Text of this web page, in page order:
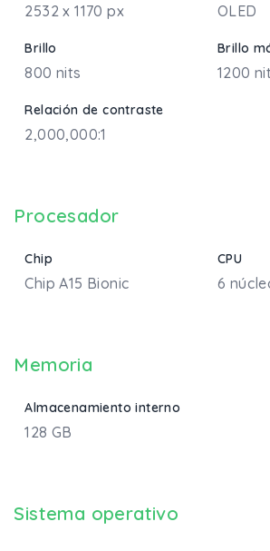
2532 x 1170 px OLED
Brillo
800 nits
Brillo
1200
Relación de contraste
2,000,000:1
Procesador
Chip
Chip A15 Bionic
CPU
6
Memoria
Almacenamiento interno
128 GB
Sistema operativo